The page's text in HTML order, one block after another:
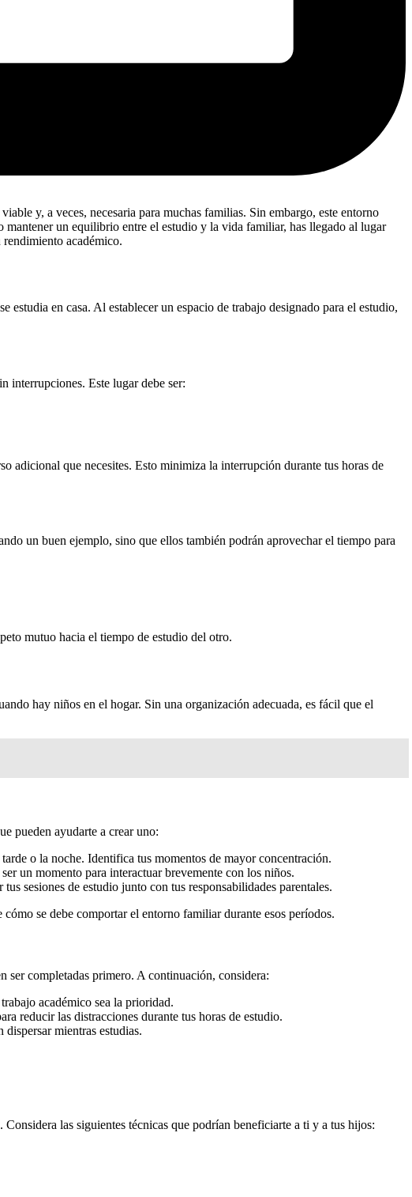
y, a veces, necesaria para muchas familias. Sin embargo, este entorno
mantener un equilibrio entre el estudio y la vida familiar, has llegado al lugar
académico.
en casa. Al establecer un espacio de trabajo designado para el estudio,
interrupciones. Este lugar debe ser:
adicional que necesites. Esto minimiza la interrupción durante tus horas de
un buen ejemplo, sino que ellos también podrán aprovechar el tiempo para
mutuo hacia el tiempo de estudio del otro.
hay niños en el hogar. Sin una organización adecuada, es fácil que el
pueden ayudarte a crear uno:
o la noche. Identifica tus momentos de mayor concentración.
un momento para interactuar brevemente con los niños.
sesiones de estudio junto con tus responsabilidades parentales.
se debe comportar el entorno familiar durante esos períodos.
ser completadas primero. A continuación, considera:
académico sea la prioridad.
reducir las distracciones durante tus horas de estudio.
dispersar mientras estudias.
las siguientes técnicas que podrían beneficiarte a ti y a tus hijos: